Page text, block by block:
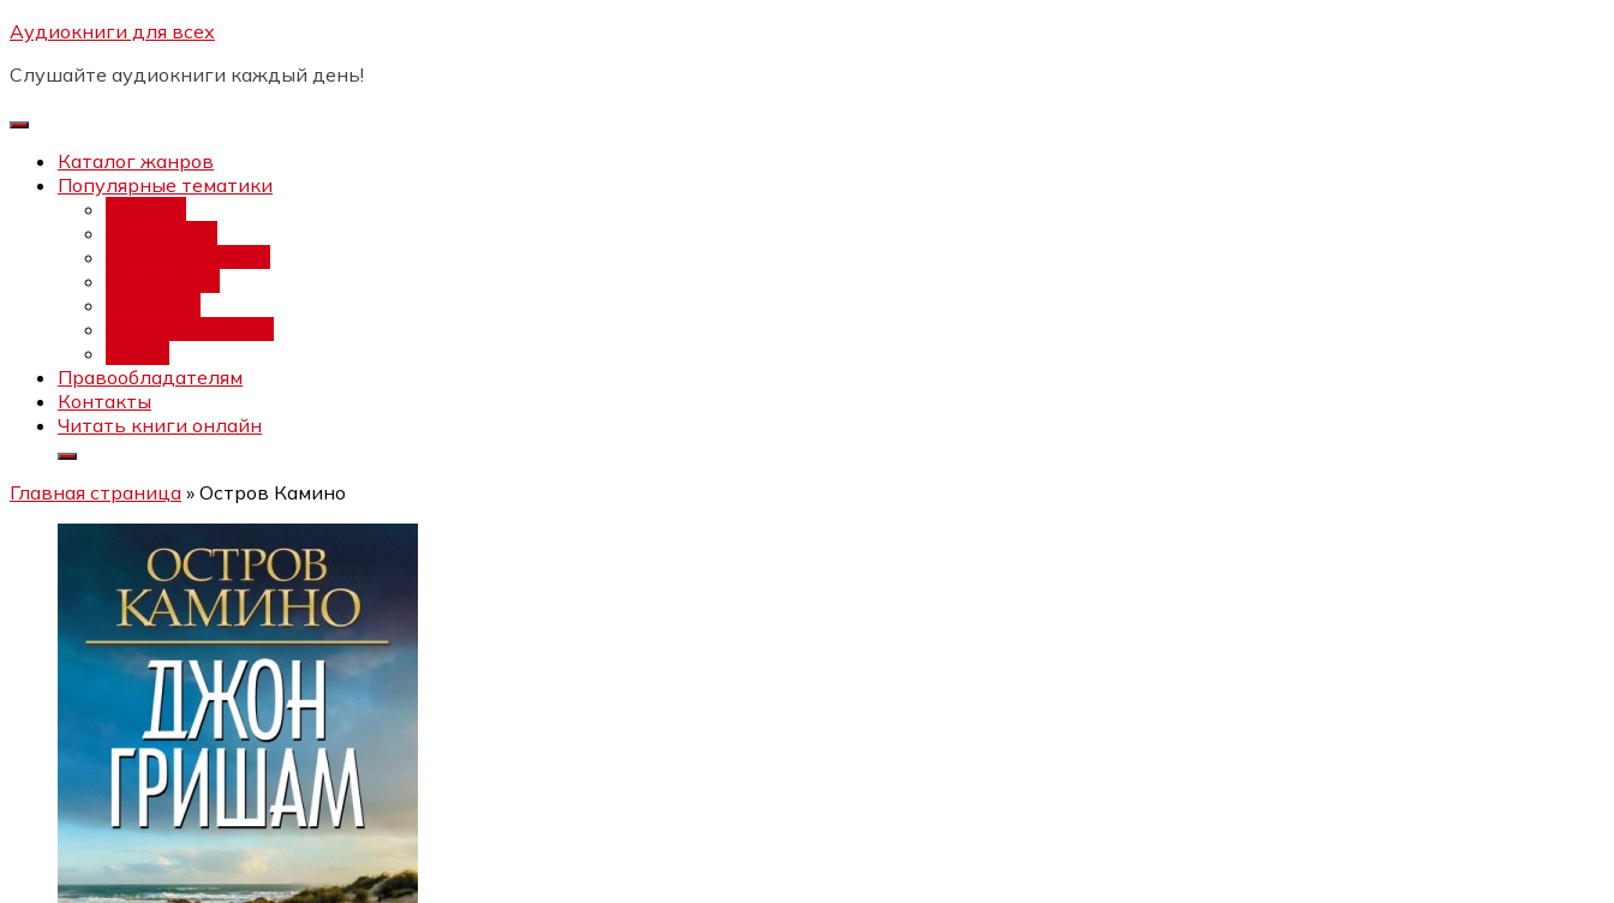
Перейти
содержимому
Аудиокниги для всех
Слушайте аудиокниги каждый день!
Каталог жанров
Популярные тематики
Правообладателям
Контакты
Читать книги онлайн
Главная страница » Остров Камино